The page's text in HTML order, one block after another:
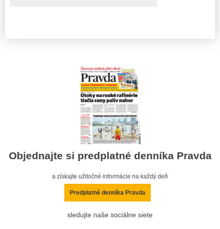
Objednajte si predplatné denníka Pravda
a získajte užitočné informácie na každý deň
Predplatné denníka Pravda
sledujte naše sociálne siete